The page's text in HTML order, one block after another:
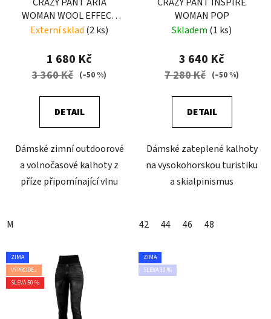
WOMAN WOOL EFFECT
DARK GRAY
Externí sklad (2 ks)
1 680 Kč
3 360 Kč (–50 %)
DETAIL
Dámské zimní outdoorové
a volnočasové kalhoty z
příze připomínající vlnu
M
WOMAN POP
Skladem (1 ks)
3 640 Kč
7 280 Kč (–50 %)
DETAIL
Dámské zateplené kalhoty
na vysokohorskou turistiku
a skialpinismus
42 44 46 48
ZIMA
VÝPRODEJ
SLEVA 50 %
ZIMA
SLEVA 30 %